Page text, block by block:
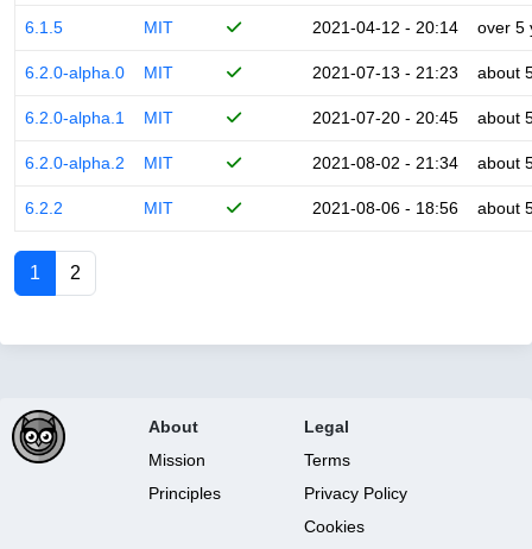
6.1.5 MIT 2021-04-12 - 20:14 over 5
6.2.0-alpha.0 MIT 2021-07-13 - 21:23 about
6.2.0-alpha.1 MIT 2021-07-20 - 20:45 about
6.2.0-alpha.2 MIT 2021-08-02 - 21:34 about
6.2.2 MIT 2021-08-06 - 18:56 about
1 2
About
Mission
Principles
Legal
Terms
Privacy Policy
Cookies